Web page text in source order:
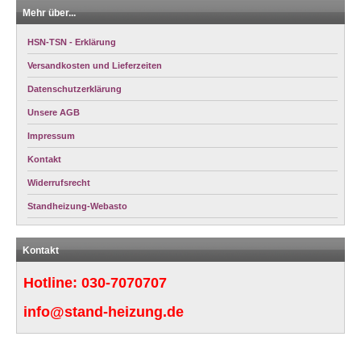
Mehr über...
HSN-TSN - Erklärung
Versandkosten und Lieferzeiten
Datenschutzerklärung
Unsere AGB
Impressum
Kontakt
Widerrufsrecht
Standheizung-Webasto
Kontakt
Hotline: 030-7070707
info@stand-heizung.de